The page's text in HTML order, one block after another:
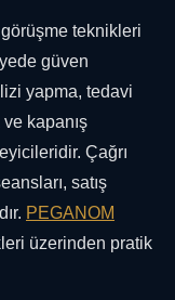
teknikleri
güven
yapma, tedavi
kapanış
Çağrı
satış
PEGANOM
üzerinden pratik